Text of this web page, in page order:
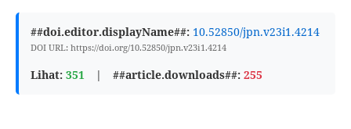
##doi.editor.displayName##: 10.52850/jpn.v23i1.4214
DOI URL: https://doi.org/10.52850/jpn.v23i1.4214
Lihat: 351 | ##article.downloads##: 255